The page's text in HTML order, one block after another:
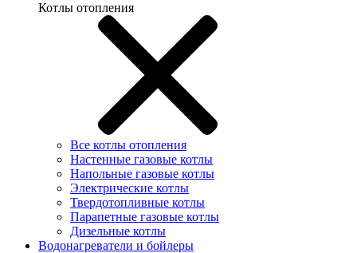
Котлы отопления
Все котлы отопления
Настенные газовые котлы
Напольные газовые котлы
Электрические котлы
Твердотопливные котлы
Парапетные газовые котлы
Дизельные котлы
Водонагреватели и бойлеры